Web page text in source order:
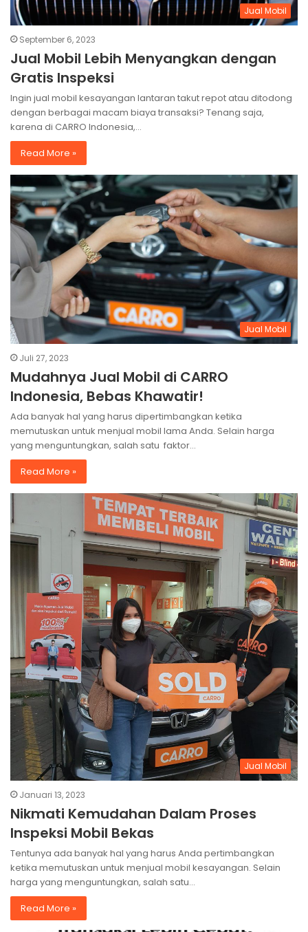
Jual Mobil
September 6, 2023
Jual Mobil Lebih Menyangkan dengan
Gratis Inspeksi
Ingin jual mobil kesayangan lantaran takut repot atau ditodong
dengan berbagai macam biaya transaksi? Tenang saja,
karena di CARRO Indonesia,…
Read More »
Jual Mobil
Juli 27, 2023
Mudahnya Jual Mobil di CARRO
Indonesia, Bebas Khawatir!
Ada banyak hal yang harus dipertimbangkan ketika
memutuskan untuk menjual mobil lama Anda. Selain harga
yang menguntungkan, salah satu faktor…
Read More »
Jual Mobil
Januari 13, 2023
Nikmati Kemudahan Dalam Proses
Inspeksi Mobil Bekas
Tentunya ada banyak hal yang harus Anda pertimbangkan
ketika memutuskan untuk menjual mobil kesayangan. Selain
harga yang menguntungkan, salah satu…
Read More »